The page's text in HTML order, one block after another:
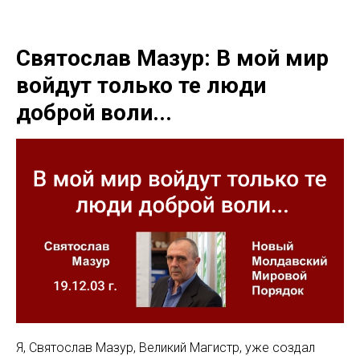
Святослав Мазур: В мой мир
войдут только те люди
доброй воли...
Я, Святослав Мазур, Великий Магистр, уже создал